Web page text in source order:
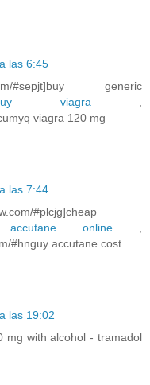
las 6:45
#sepjt]buy generic
viagra,
viagra 120 mg
las 7:44
#plcjg]cheap
online,
#hnguy accutane cost
las 19:02
mg with alcohol - tramadol